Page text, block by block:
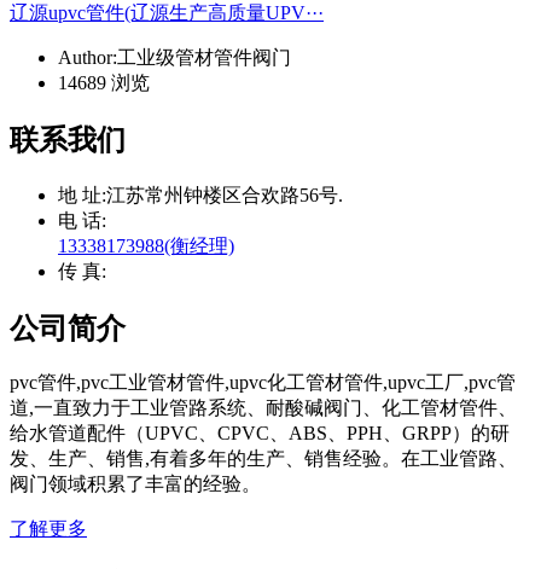
辽源upvc管件(辽源生产高质量UPV···
Author:工业级管材管件阀门
14689 浏览
联系我们
地 址:江苏常州钟楼区合欢路56号.
电 话:
13338173988(衡经理)
传 真:
公司简介
pvc管件,pvc工业管材管件,upvc化工管材管件,upvc工厂,pvc管
道,一直致力于工业管路系统、耐酸碱阀门、化工管材管件、
给水管道配件（UPVC、CPVC、ABS、PPH、GRPP）的研
发、生产、销售,有着多年的生产、销售经验。在工业管路、
阀门领域积累了丰富的经验。
了解更多